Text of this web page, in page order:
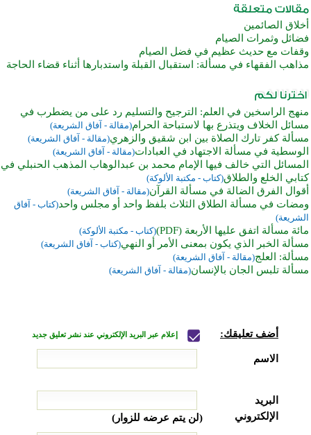
أخلاق الصائمين
فضائل وثمرات الصيام
وقفات مع حديث عظيم في فضل الصيام
مذاهب الفقهاء في مسألة: استقبال القبلة واستدبارها أثناء قضاء الحاجة
منهج الراسخين في العلم: الترجيح والتسليم رد على من يضطرب في
مسائل الخلاف ويتذرع بها لاستباحة الحرام(مقالة - آفاق الشريعة)
مسألة كفر تارك الصلاة بين ابن شقيق والزهري(مقالة - آفاق الشريعة)
الوسطية في مسألة الاجتهاد في العبادات(مقالة - آفاق الشريعة)
المسائل التي خالف فيها الإمام محمد بن عبدالوهاب المذهب الحنبلي في
كتابي الخلع والطلاق(كتاب - مكتبة الألوكة)
أقوال الفرق الضالة في مسألة القرآن(مقالة - آفاق الشريعة)
ومضات في مسألة الطلاق الثلاث بلفظ واحد أو مجلس واحد(كتاب - آفاق
الشريعة)
مائة مسألة اتفق عليها الأربعة (PDF) (كتاب - مكتبة الألوكة)
مسألة الخبر الذي يكون بمعنى الأمر أو النهي(كتاب - آفاق الشريعة)
مسألة: العلج(مقالة - آفاق الشريعة)
مسألة تلبس الجان بالإنسان(مقالة - آفاق الشريعة)
أضف تعليقك: إعلام عبر البريد الإلكتروني عند نشر تعليق جديد
الاسم
البريد
الإلكتروني
(لن يتم عرضه للزوار)